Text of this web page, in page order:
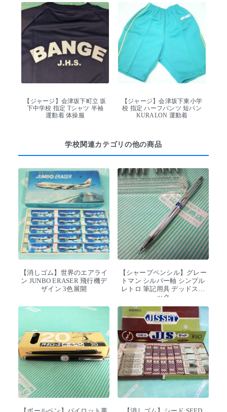
【ジャージ】会津坂下町立 坂
下中学校 指定 Tシャツ 半袖
運動着 体操服
【ジャージ】会津坂下東小学
校 指定 ハーフパンツ 短パン
KURALON 運動着
学校関連カテゴリの他の商品
【消しゴム】世界のエアライ
ン JUNBO ERASER 飛行機デ
ザイン 3色展開
【シャープペンシル】グレー
トマン シルバー軸 シンプル
レトロ 筆記用具 デッドスト
ック